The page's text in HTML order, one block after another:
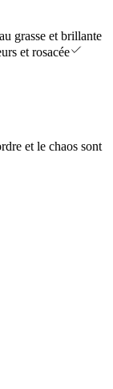
grasse et brillante
et rosacée
et le chaos sont